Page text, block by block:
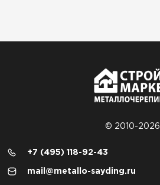
© 2010-2026
+7 (495) 118-92-43
mail@metallo-sayding.ru